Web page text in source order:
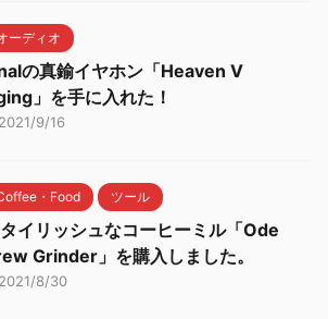
ーディオ
の真鍮イヤホン「Heaven V
」を手に入れた！
2021/9/16
・Food ツール
イリッシュなコーヒーミル「Ode
Grinder」を購入しました。
2021/8/30